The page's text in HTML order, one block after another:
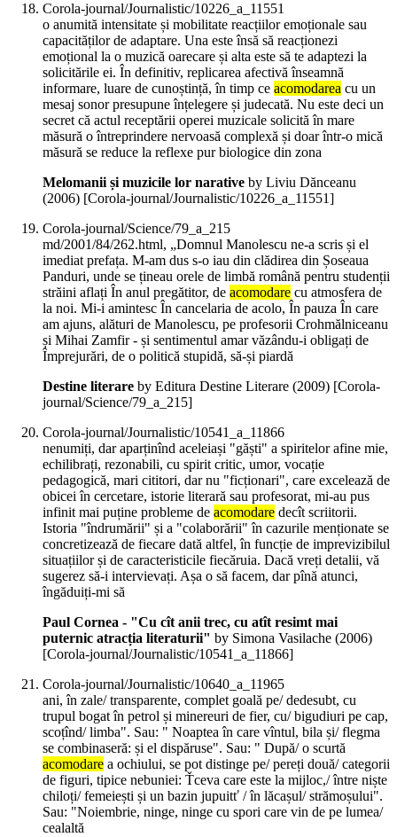
Corola-journal/Journalistic/10226_a_11551
o anumită intensitate și mobilitate reacțiilor emoționale sau
capacităților de adaptare. Una este însă să reacționezi
emoțional la o muzică oarecare și alta este să te adaptezi la
solicitările ei. În definitiv, replicarea afectivă înseamnă
informare, luare de cunoștință, în timp ce acomodarea cu un
mesaj sonor presupune înțelegere și judecată. Nu este deci un
secret că actul receptării operei muzicale solicită în mare
măsură o întreprindere nervoasă complexă și doar într-o mică
măsură se reduce la reflexe pur biologice din zona
Melomanii și muzicile lor narative by Liviu Dănceanu
(2006) [Corola-journal/Journalistic/10226_a_11551]
Corola-journal/Science/79_a_215
md/2001/84/262.html, „Domnul Manolescu ne-a scris și el
imediat prefața. M-am dus s-o iau din clădirea din Șoseaua
Panduri, unde se țineau orele de limbă română pentru studenții
străini aflați În anul pregătitor, de acomodare cu atmosfera de
la noi. Mi-i amintesc În cancelaria de acolo, În pauza În care
am ajuns, alături de Manolescu, pe profesorii Crohmălniceanu
și Mihai Zamfir - și sentimentul amar văzându-i obligați de
Împrejurări, de o politică stupidă, să-și piardă
Destine literare by Editura Destine Literare (2009) [Corola-
journal/Science/79_a_215]
Corola-journal/Journalistic/10541_a_11866
nenumiți, dar aparținînd aceleiași "găști" a spiritelor afine mie,
echilibrați, rezonabili, cu spirit critic, umor, vocație
pedagogică, mari cititori, dar nu "ficționari", care excelează de
obicei în cercetare, istorie literară sau profesorat, mi-au pus
infinit mai puține probleme de acomodare decît scriitorii.
Istoria "îndrumării" și a "colaborării" în cazurile menționate se
concretizează de fiecare dată altfel, în funcție de imprevizibilul
situațiilor și de caracteristicile fiecăruia. Dacă vreți detalii, vă
sugerez să-i intervievați. Așa o să facem, dar pînă atunci,
îngăduiți-mi să
Paul Cornea - "Cu cît anii trec, cu atît resimt mai
puternic atracția literaturii" by Simona Vasilache (2006)
[Corola-journal/Journalistic/10541_a_11866]
Corola-journal/Journalistic/10640_a_11965
ani, în zale/ transparente, complet goală pe/ dedesubt, cu
trupul bogat în petrol și minereuri de fier, cu/ bigudiuri pe cap,
scoțînd/ limba". Sau: " Noaptea în care vîntul, bila și/ flegma
se combinaseră: și el dispăruse". Sau: " După/ o scurtă
acomodare a ochiului, se pot distinge pe/ pereți două/ categorii
de figuri, tipice nebuniei: Ťceva care este la mijloc,/ între niște
chiloți/ femeiești și un bazin jupuitť / în lăcașul/ strămoșului".
Sau: "Noiembrie, ninge, ninge cu spori care vin de pe lumea/
cealaltă